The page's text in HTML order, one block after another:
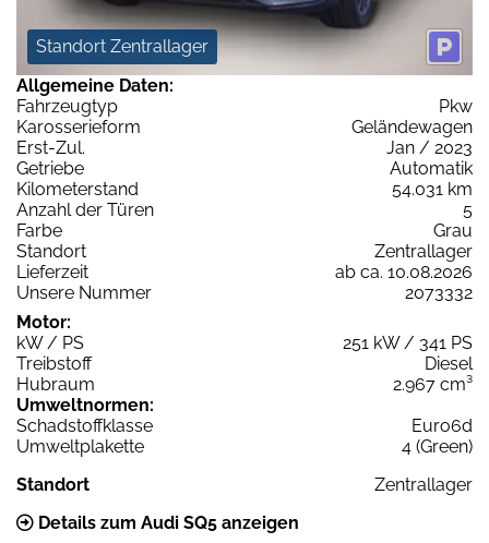
Standort Zentrallager
Allgemeine Daten:
Fahrzeugtyp
Pkw
Karosserieform
Geländewagen
Erst-Zul.
Jan / 2023
Getriebe
Automatik
Kilometerstand
54.031 km
Anzahl der Türen
5
Farbe
Grau
Standort
Zentrallager
Lieferzeit
ab ca. 10.08.2026
Unsere Nummer
2073332
Motor:
kW / PS
251 kW / 341 PS
Treibstoff
Diesel
Hubraum
2.967 cm³
Umweltnormen:
Schadstoffklasse
Euro6d
Umweltplakette
4 (Green)
Standort
Zentrallager
Details zum Audi SQ5 anzeigen